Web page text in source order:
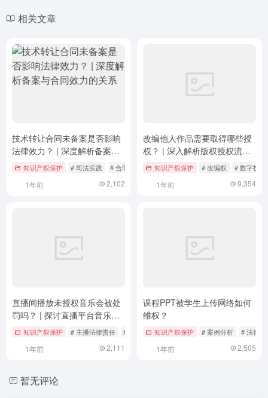
相关文章
技术转让合同未备案是否影响
法律效力？ | 深度解析备案与
合同效力的关系
知识产权保护 # 司法实践 # 合同效力 # 备案制度
1年前 2,102
改编他人作品需要取得哪些授
权？ | 深入解析版权授权流程
与法律要求
知识产权保护 # 改编权 # 数字技术
1年前 9,354
直播间播放未授权音乐会被处
罚吗？ | 探讨直播平台音乐版
权合规问题
知识产权保护 # 主播法律责任 # 直播平台责任 # 直播间音乐版权
1年前 2,111
课程PPT被学生上传网络如何
维权？
知识产权保护 # 案例分析 # 法律
1年前 2,505
暂无评论